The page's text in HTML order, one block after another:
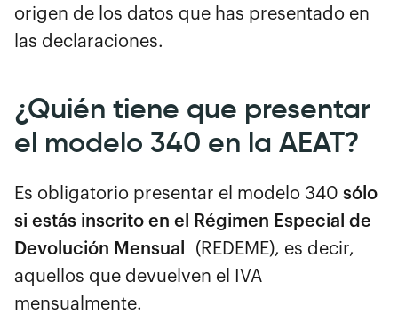
origen de los datos que has presentado en
las declaraciones.
¿Quién tiene que presentar
el modelo 340 en la AEAT?
Es obligatorio presentar el modelo 340 sólo
si estás inscrito en el Régimen Especial de
Devolución Mensual
(REDEME), es decir,
aquellos que devuelven el IVA
mensualmente.